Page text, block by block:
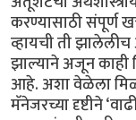
करण्यासाठी संपूर्ण
व्हायची ती
झाल्याने अजून काही
आहे. अशा वेळेला
मॅनेजरच्या दृष्टीने